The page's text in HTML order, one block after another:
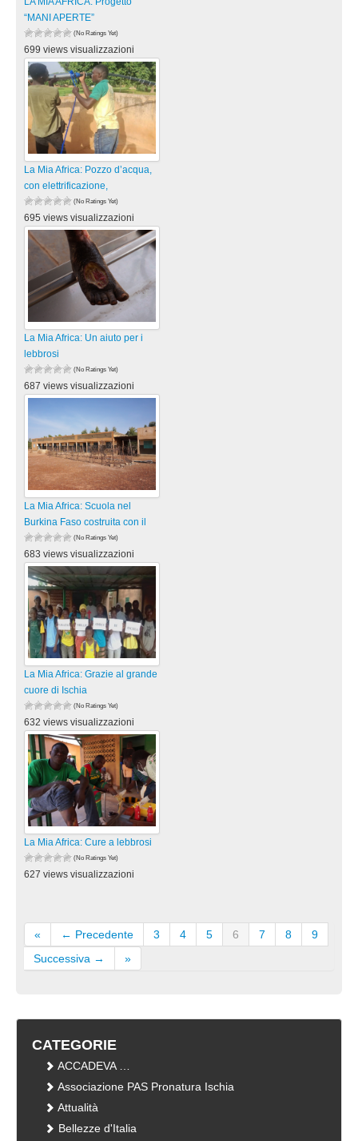
“MANI APERTE”
(No Ratings Yet)
699 views visualizzazioni
La Mia Africa: Pozzo d’acqua,
con elettrificazione,
(No Ratings Yet)
695 views visualizzazioni
La Mia Africa: Un aiuto per i
lebbrosi
(No Ratings Yet)
687 views visualizzazioni
La Mia Africa: Scuola nel
Burkina Faso costruita con il
(No Ratings Yet)
683 views visualizzazioni
La Mia Africa: Grazie al grande
cuore di Ischia
(No Ratings Yet)
632 views visualizzazioni
La Mia Africa: Cure a lebbrosi
(No Ratings Yet)
627 views visualizzazioni
« ← Precedente 3 4 5 6 7 8
9
Successiva →
»
CATEGORIE
ACCADEVA …
Associazione PAS Pronatura Ischia
Attualità
Bellezze d'Italia